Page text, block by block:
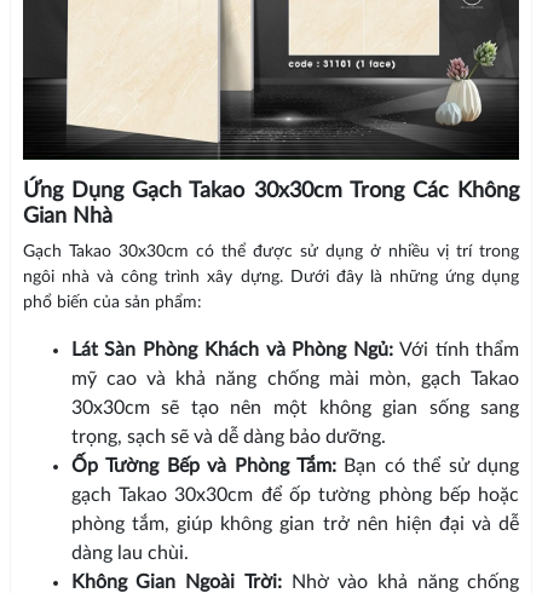
Ứng Dụng Gạch Takao 30x30cm Trong Các Không
Gian Nhà
Gạch Takao 30x30cm có thể được sử dụng ở nhiều vị trí trong
ngôi nhà và công trình xây dựng. Dưới đây là những ứng dụng
phổ biến của sản phẩm:
Lát Sàn Phòng Khách và Phòng Ngủ: Với tính thẩm
mỹ cao và khả năng chống mài mòn, gạch Takao
30x30cm sẽ tạo nên một không gian sống sang
trọng, sạch sẽ và dễ dàng bảo dưỡng.
Ốp Tường Bếp và Phòng Tắm: Bạn có thể sử dụng
gạch Takao 30x30cm để ốp tường phòng bếp hoặc
phòng tắm, giúp không gian trở nên hiện đại và dễ
dàng lau chùi.
Không Gian Ngoài Trời:Nhờ vào khả năng chống